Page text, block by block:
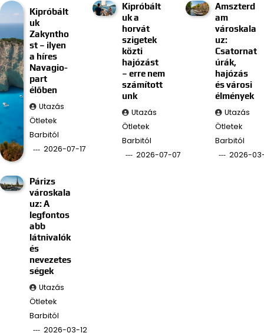
Kipróbált
uk
Zakyntho
st – ilyen
a híres
Navagio-
part
élőben
Utazás
Ötletek
Barbitól
2026-07-17
Kipróbált
uk a
horvát
szigetek
közti
hajózást
– erre nem
számított
unk
Utazás
Ötletek
Barbitól
2026-07-07
Amszterd
am
városkala
uz:
Csatornat
úrák,
hajózás
és városi
élmények
Utazás
Ötletek
Barbitól
2026-
Párizs
városkala
uz: A
legfontos
abb
látnivalók
és
nevezetes
ségek
Utazás
Ötletek
Barbitól
2026-03-12